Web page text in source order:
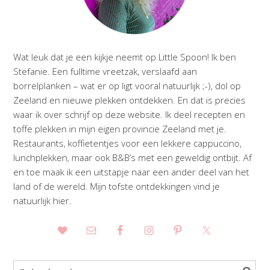
Wat leuk dat je een kijkje neemt op Little Spoon! Ik ben
Stefanie. Een fulltime vreetzak, verslaafd aan
borrelplanken – wat er op ligt vooral natuurlijk ;-), dol op
Zeeland en nieuwe plekken ontdekken. En dat is precies
waar ik over schrijf op deze website. Ik deel recepten en
toffe plekken in mijn eigen provincie Zeeland met je.
Restaurants, koffietentjes voor een lekkere cappuccino,
lunchplekken, maar ook B&B’s met een geweldig ontbijt. Af
en toe maak ik een uitstapje naar een ander deel van het
land of de wereld. Mijn tofste ontdekkingen vind je
natuurlijk hier.